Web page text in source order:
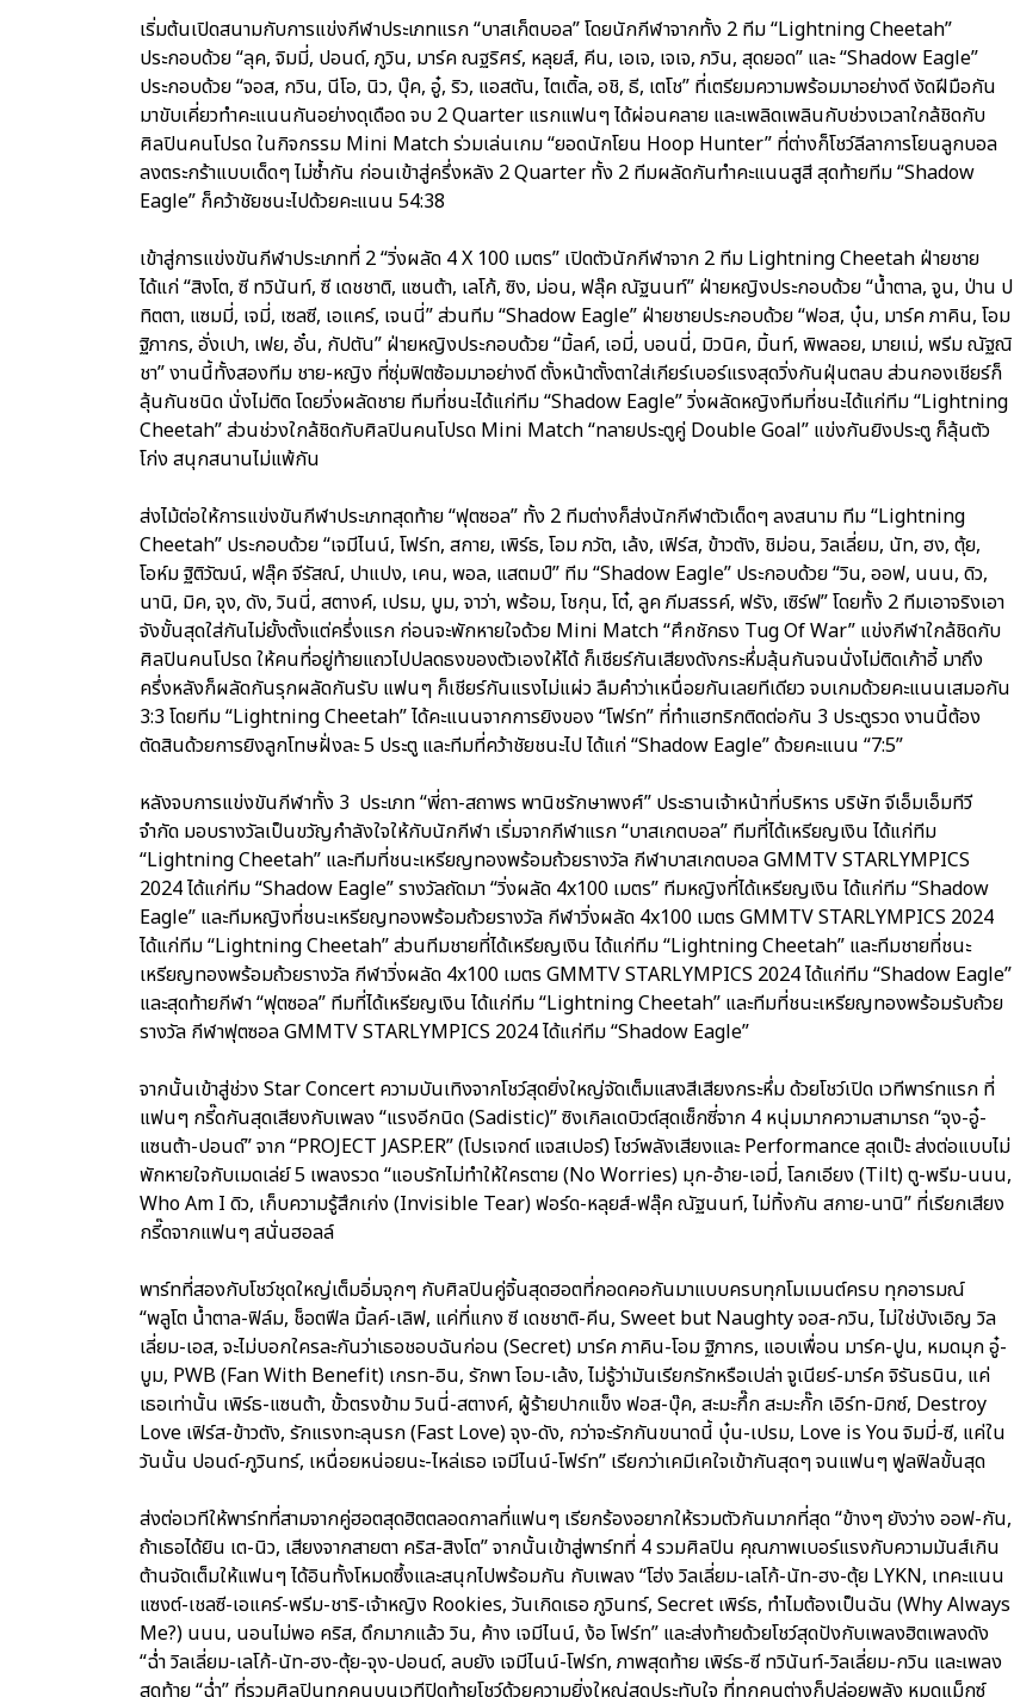
เริ่มต้นเปิดสนามกับการแข่งกีฬาประเภทแรก “บาสเก็ตบอล” โดยนักกีฬาจากทั้ง 2 ทีม “Lightning Cheetah”
ประกอบด้วย “ลุค, จิมมี่, ปอนด์, ภูวิน, มาร์ค ณฐริศร์, หลุยส์, คีน, เอเจ, เจเจ, ภวิน, สุดยอด” และ “Shadow Eagle”
ประกอบด้วย “จอส, กวิน, นีโอ, นิว, บุ๊ค, อู๋, ริว, แอสตัน, ไตเติ้ล, อชิ, ธี, เตโช” ที่เตรียมความพร้อมมาอย่างดี งัดฝีมือกัน
มาขับเคี่ยวทำคะแนนกันอย่างดุเดือด จบ 2 Quarter แรกแฟนๆ ได้ผ่อนคลาย และเพลิดเพลินกับช่วงเวลาใกล้ชิดกับ
ศิลปินคนโปรด ในกิจกรรม Mini Match ร่วมเล่นเกม “ยอดนักโยน Hoop Hunter” ที่ต่างก็โชว์ลีลาการโยนลูกบอล
ลงตระกร้าแบบเด็ดๆ ไม่ซ้ำกัน ก่อนเข้าสู่ครึ่งหลัง 2 Quarter ทั้ง 2 ทีมผลัดกันทำคะแนนสูสี สุดท้ายทีม “Shadow
Eagle” ก็คว้าชัยชนะไปด้วยคะแนน 54:38
เข้าสู่การแข่งขันกีฬาประเภทที่ 2 “วิ่งผลัด 4 X 100 เมตร” เปิดตัวนักกีฬาจาก 2 ทีม Lightning Cheetah ฝ่ายชาย
ได้แก่ “สิงโต, ซี ทวินันท์, ซี เดชชาติ, แซนต้า, เลโก้, ซิง, ม่อน, ฟลุ๊ค ณัฐนนท์” ฝ่ายหญิงประกอบด้วย “น้ำตาล, จูน, ป่าน ป
ทิตตา, แซมมี่, เจมี่, เซลซี, เอแคร์, เจนนี่” ส่วนทีม “Shadow Eagle” ฝ่ายชายประกอบด้วย “ฟอส, บุ๋น, มาร์ค ภาคิน, โอม
ฐิภากร, อั่งเปา, เฟย, อั๋น, กัปตัน” ฝ่ายหญิงประกอบด้วย “มิ้ลค์, เอมี่, บอนนี่, มิวนิค, มิ้นท์, พิพลอย, มายเม่, พรีม ณัฐณิ
ชา” งานนี้ทั้งสองทีม ชาย-หญิง ที่ซุ่มฟิตซ้อมมาอย่างดี ตั้งหน้าตั้งตาใส่เกียร์เบอร์แรงสุดวิ่งกันฝุ่นตลบ ส่วนกองเชียร์ก็
ลุ้นกันชนิด นั่งไม่ติด โดยวิ่งผลัดชาย ทีมที่ชนะได้แก่ทีม “Shadow Eagle” วิ่งผลัดหญิงทีมที่ชนะได้แก่ทีม “Lightning
Cheetah” ส่วนช่วงใกล้ชิดกับศิลปินคนโปรด Mini Match “ทลายประตูคู่ Double Goal” แข่งกันยิงประตู ก็ลุ้นตัว
โก่ง สนุกสนานไม่แพ้กัน
ส่งไม้ต่อให้การแข่งขันกีฬาประเภทสุดท้าย “ฟุตซอล” ทั้ง 2 ทีมต่างก็ส่งนักกีฬาตัวเด็ดๆ ลงสนาม ทีม “Lightning
Cheetah” ประกอบด้วย “เจมีไนน์, โฟร์ท, สกาย, เพิร์ธ, โอม ภวัต, เล้ง, เฟิร์ส, ข้าวตัง, ชิม่อน, วิลเลี่ยม, นัท, ฮง, ตุ้ย,
โอห์ม ฐิติวัฒน์, ฟลุ๊ค จีรัสณ์, ปาแปง, เคน, พอล, แสตมป์” ทีม “Shadow Eagle” ประกอบด้วย “วิน, ออฟ, นนน, ดิว,
นานิ, มิค, จุง, ดัง, วินนี่, สตางค์, เปรม, บูม, จาว่า, พร้อม, โชกุน, โต๋, ลูค ภีมสรรค์, ฟรัง, เซิร์ฟ” โดยทั้ง 2 ทีมเอาจริงเอา
จังขั้นสุดใส่กันไม่ยั้งตั้งแต่ครึ่งแรก ก่อนจะพักหายใจด้วย Mini Match “ศึกชักธง Tug Of War” แข่งกีฬาใกล้ชิดกับ
ศิลปินคนโปรด ให้คนที่อยู่ท้ายแถวไปปลดธงของตัวเองให้ได้ ก็เชียร์กันเสียงดังกระหึ่มลุ้นกันจนนั่งไม่ติดเก้าอี้ มาถึง
ครึ่งหลังก็ผลัดกันรุกผลัดกันรับ แฟนๆ ก็เชียร์กันแรงไม่แผ่ว ลืมคำว่าเหนื่อยกันเลยทีเดียว จบเกมด้วยคะแนนเสมอกัน
3:3 โดยทีม “Lightning Cheetah” ได้คะแนนจากการยิงของ “โฟร์ท” ที่ทำแฮทริกติดต่อกัน 3 ประตูรวด งานนี้ต้อง
ตัดสินด้วยการยิงลูกโทษฝั่งละ 5 ประตู และทีมที่คว้าชัยชนะไป ได้แก่ “Shadow Eagle” ด้วยคะแนน “7:5”
หลังจบการแข่งขันกีฬาทั้ง 3 ประเภท “พี่ถา-สถาพร พานิชรักษาพงศ์” ประธานเจ้าหน้าที่บริหาร บริษัท จีเอ็มเอ็มทีวี
จำกัด มอบรางวัลเป็นขวัญกำลังใจให้กับนักกีฬา เริ่มจากกีฬาแรก “บาสเกตบอล” ทีมที่ได้เหรียญเงิน ได้แก่ทีม
“Lightning Cheetah” และทีมที่ชนะเหรียญทองพร้อมถ้วยรางวัล กีฬาบาสเกตบอล GMMTV STARLYMPICS
2024 ได้แก่ทีม “Shadow Eagle” รางวัลถัดมา “วิ่งผลัด 4x100 เมตร” ทีมหญิงที่ได้เหรียญเงิน ได้แก่ทีม “Shadow
Eagle” และทีมหญิงที่ชนะเหรียญทองพร้อมถ้วยรางวัล กีฬาวิ่งผลัด 4x100 เมตร GMMTV STARLYMPICS 2024
ได้แก่ทีม “Lightning Cheetah” ส่วนทีมชายที่ได้เหรียญเงิน ได้แก่ทีม “Lightning Cheetah” และทีมชายที่ชนะ
เหรียญทองพร้อมถ้วยรางวัล กีฬาวิ่งผลัด 4x100 เมตร GMMTV STARLYMPICS 2024 ได้แก่ทีม “Shadow Eagle”
และสุดท้ายกีฬา “ฟุตซอล” ทีมที่ได้เหรียญเงิน ได้แก่ทีม “Lightning Cheetah” และทีมที่ชนะเหรียญทองพร้อมรับถ้วย
รางวัล กีฬาฟุตซอล GMMTV STARLYMPICS 2024 ได้แก่ทีม “Shadow Eagle”
จากนั้นเข้าสู่ช่วง Star Concert ความบันเทิงจากโชว์สุดยิ่งใหญ่จัดเต็มแสงสีเสียงกระหึ่ม ด้วยโชว์เปิด เวทีพาร์ทแรก ที่
แฟนๆ กรี๊ดกันสุดเสียงกับเพลง “แรงอีกนิด (Sadistic)” ซิงเกิลเดบิวต์สุดเซ็กซี่จาก 4 หนุ่มมากความสามารถ “จุง-อู๋-
แซนต้า-ปอนด์” จาก “PROJECT JASP.ER” (โปรเจกต์ แจสเปอร์) โชว์พลังเสียงและ Performance สุดเป๊ะ ส่งต่อแบบไม่
พักหายใจกับเมดเล่ย์ 5 เพลงรวด “แอบรักไม่ทำให้ใครตาย (No Worries) มุก-อ้าย-เอมี่, โลกเอียง (Tilt) ตู-พรีม-นนน,
Who Am I ดิว, เก็บความรู้สึกเก่ง (Invisible Tear) ฟอร์ด-หลุยส์-ฟลุ๊ค ณัฐนนท์, ไม่ทิ้งกัน สกาย-นานิ” ที่เรียกเสียง
กรี๊ดจากแฟนๆ สนั่นฮอลล์
พาร์ทที่สองกับโชว์ชุดใหญ่เต็มอิ่มจุกๆ กับศิลปินคู่จิ้นสุดฮอตที่กอดคอกันมาแบบครบทุกโมเมนต์ครบ ทุกอารมณ์
“พลูโต น้ำตาล-ฟิล์ม, ช็อตฟีล มิ้ลค์-เลิฟ, แค่ที่แกง ซี เดชชาติ-คีน, Sweet but Naughty จอส-กวิน, ไม่ใช่บังเอิญ วิล
เลี่ยม-เอส, จะไม่บอกใครละกันว่าเธอชอบฉันก่อน (Secret) มาร์ค ภาคิน-โอม ฐิภากร, แอบเพื่อน มาร์ค-ปูน, หมดมุก อู๋-
บูม, PWB (Fan With Benefit) เกรท-อิน, รักพา โอม-เล้ง, ไม่รู้ว่ามันเรียกรักหรือเปล่า จูเนียร์-มาร์ค จิรันธนิน, แค่
เธอเท่านั้น เพิร์ธ-แซนต้า, ขั้วตรงข้าม วินนี่-สตางค์, ผู้ร้ายปากแข็ง ฟอส-บุ๊ค, สะมะกึ๊ก สะมะกั๊ก เอิร์ท-มิกซ์, Destroy
Love เฟิร์ส-ข้าวตัง, รักแรงทะลุนรก (Fast Love) จุง-ดัง, กว่าจะรักกันขนาดนี้ บุ๋น-เปรม, Love is You จิมมี่-ซี, แค่ใน
วันนั้น ปอนด์-ภูวินทร์, เหนื่อยหน่อยนะ-ไหล่เธอ เจมีไนน์-โฟร์ท” เรียกว่าเคมีเคใจเข้ากันสุดๆ จนแฟนๆ ฟูลฟิลขั้นสุด
ส่งต่อเวทีให้พาร์ทที่สามจากคู่ฮอตสุดฮิตตลอดกาลที่แฟนๆ เรียกร้องอยากให้รวมตัวกันมากที่สุด “ข้างๆ ยังว่าง ออฟ-กัน,
ถ้าเธอได้ยิน เต-นิว, เสียงจากสายตา คริส-สิงโต” จากนั้นเข้าสู่พาร์ทที่ 4 รวมศิลปิน คุณภาพเบอร์แรงกับความมันส์เกิน
ต้านจัดเต็มให้แฟนๆ ได้อินทั้งโหมดซึ้งและสนุกไปพร้อมกัน กับเพลง “โฮ่ง วิลเลี่ยม-เลโก้-นัท-ฮง-ตุ้ย LYKN, เทคะแนน
แซงต์-เชลซี-เอแคร์-พรีม-ชาริ-เจ้าหญิง Rookies, วันเกิดเธอ ภูวินทร์, Secret เพิร์ธ, ทำไมต้องเป็นฉัน (Why Always
Me?) นนน, นอนไม่พอ คริส, ดึกมากแล้ว วิน, ค้าง เจมีไนน์, ง้อ โฟร์ท” และส่งท้ายด้วยโชว์สุดปังกับเพลงฮิตเพลงดัง
“ฉ่ำ วิลเลี่ยม-เลโก้-นัท-ฮง-ตุ้ย-จุง-ปอนด์, ลบยัง เจมีไนน์-โฟร์ท, ภาพสุดท้าย เพิร์ธ-ซี ทวินันท์-วิลเลี่ยม-กวิน และเพลง
สุดท้าย “ฉ่ำ” ที่รวมศิลปินทุกคนบนเวทีปิดท้ายโชว์ด้วยความยิ่งใหญ่สุดประทับใจ ที่ทุกคนต่างก็ปล่อยพลัง หมดแม็กซ์